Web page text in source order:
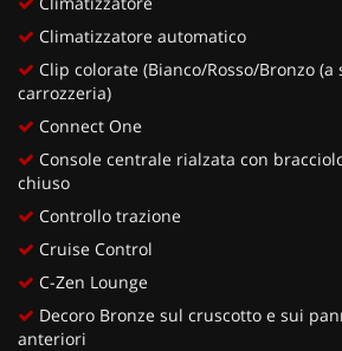
Climatizzatore automatico
Clip colorate (Bianco/Rosso/Bronzo
carrozzeria)
Connect One
Console centrale rialzata con
chiuso
Controllo trazione
Cruise Control
C-Zen Lounge
Decoro Bronze sul cruscotto e sui
anteriori